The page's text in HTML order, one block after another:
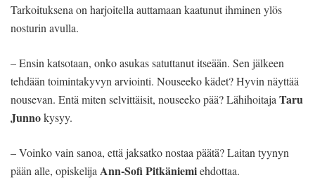
Tarkoituksena on harjoitella auttamaan kaatunut ihminen ylös
nosturin avulla.
– Ensin katsotaan, onko asukas satuttanut itseään. Sen jälkeen
tehdään toimintakyvyn arviointi. Nouseeko kädet? Hyvin näyttää
nousevan. Entä miten selvittäisit, nouseeko pää? Lähihoitaja Taru
Junnokysyy.
– Voinko vain sanoa, että jaksatko nostaa päätä? Laitan tyynyn
pään alle, opiskelija Ann-Sofi Pitkäniemiehdottaa.